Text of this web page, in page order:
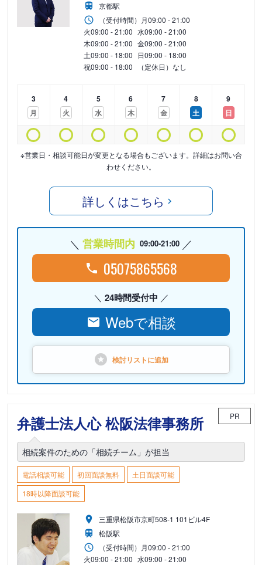
京都駅
（受付時間） 月09:00 - 21:00
火09:00 - 21:00 水09:00 - 21:00
木09:00 - 21:00 金09:00 - 21:00
土09:00 - 18:00 日09:00 - 18:00
祝09:00 - 18:00 （定休日）なし
3
月
4
火
5
水
6
木
7
金
8
土
9
日
※営業日・相談可能日が変更となる場合もございます。詳細はお問い合
わせください。
詳しくはこちら
営業時間内 09:00-21:00
05075865568
24時間受付中
Webで相談
検討リストに追加
弁護士法人心 松阪法律事務所 PR
相続案件のための「相続チーム」が担当
電話相談可能 初回面談無料
土日面談可能
18時以降面談可能
三重県松阪市京町508-1 101ビル4F
松阪駅
（受付時間） 月09:00 - 21:00
火09:00 - 21:00 水09:00 - 21:00